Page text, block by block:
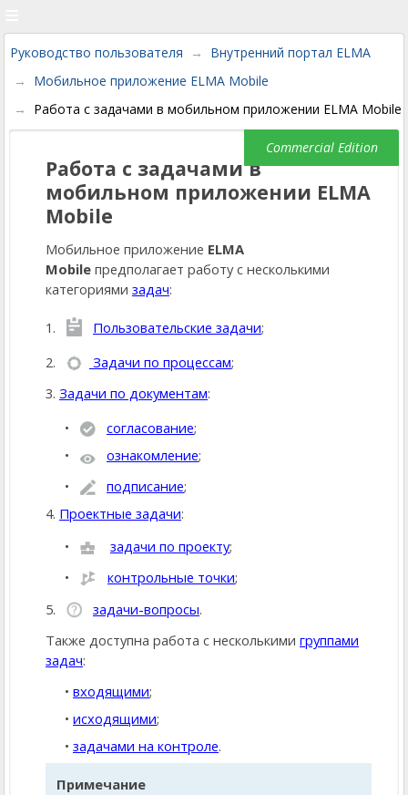
Руководство пользователя
Внутренний портал ELMA
Мобильное приложение ELMA Mobile
Работа с задачами в мобильном приложении ELMA Mobile
Работа с задачами в
мобильном приложении ELMA
Mobile
Мобильное приложение ELMA
Mobile предполагает работу с несколькими
категориями задач:
1. Пользовательские задачи;
2.
Задачи по процессам;
3. Задачи по документам:
согласование;
ознакомление;
подписание;
4. Проектные задачи:
задачи по проекту;
контрольные точки;
5.
задачи-вопросы.
Также доступна работа с несколькими группами
задач:
входящими;
исходящими;
задачами на контроле.
Примечание